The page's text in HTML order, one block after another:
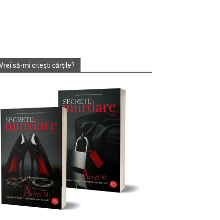
să-mi citești cărțile?